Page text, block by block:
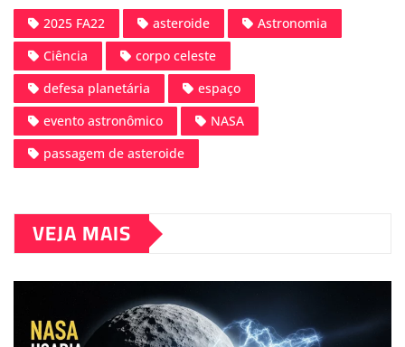
2025 FA22 asteroide
Astronomia
Ciência
corpo celeste
defesa planetária
espaço
evento astronômico
NASA
passagem de asteroide
VEJA MAIS